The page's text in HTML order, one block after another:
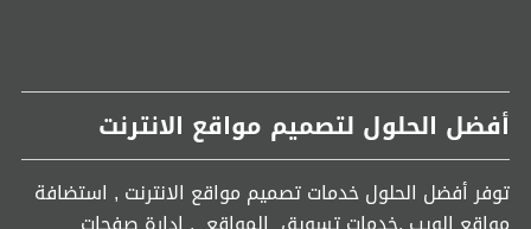
أفضل الحلول لتصميم مواقع الانترنت
توفر أفضل الحلول خدمات تصميم مواقع الانترنت , استضافة